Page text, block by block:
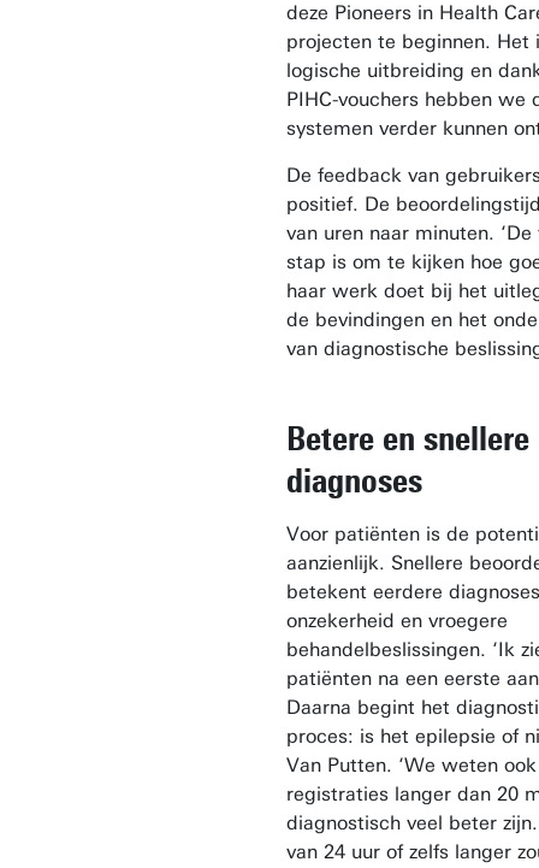
deze Pioneers in Health
projecten te beginnen. Het
logische uitbreiding en
PIHC-vouchers hebben we
systemen verder kunnen
De feedback van
positief. De
van uren naar minuten. ‘De
stap is om te kijken hoe
haar werk doet bij het
de bevindingen en het
van diagnostische
Betere en snellere
diagnoses
Voor patiënten is de
aanzienlijk. Snellere
betekent eerdere
onzekerheid en vroegere
behandelbeslissingen. ‘Ik
patiënten na een eerste
Daarna begint het
proces: is het epilepsie of
Van Putten. ‘We weten
registraties langer dan 20
diagnostisch veel beter zijn.
van 24 uur of zelfs langer